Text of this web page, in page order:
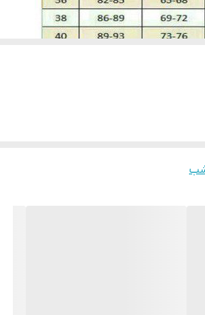
داده و به آرامی با درجه کم اتو بزنید و
تنظیم کنید. توجه کنید قسمت
نمایید